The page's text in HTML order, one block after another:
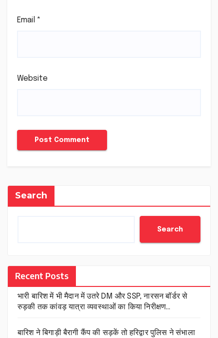
Email *
Website
Search
Search
Recent Posts
भारी बारिश में भी मैदान में उतरे DM और SSP, नारसन बॉर्डर से
रुड़की तक कांवड़ यात्रा व्यवस्थाओं का किया निरीक्षण…
बारिश ने बिगाड़ी बैरागी कैंप की सड़कें तो हरिद्वार पुलिस ने संभाला